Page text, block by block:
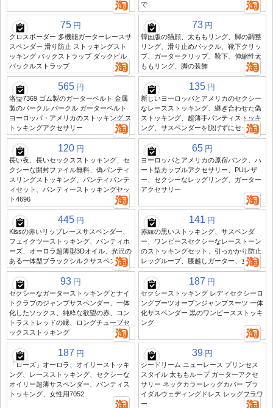
で
75 円
クロスボーダー 多機能ガーターレースサ
スペンダー 滑り防止 ストッキングスト
ッキング バックストラップ ダックビル
バックルストラップ
73 円
韓国版の猫顔、太ももリング、脚の調整
リング、滑り止めバックル、靴下クリッ
プ、ガータークリップ、靴下、伸縮性太
ももリング、脚の装飾
565 円
洛瑩7369 ゴム製のガーターベルト 金属
製のバークル バークル ガーターベルト
ヨーロッパ・アメリカのストッキング ス
トッキングアクセサリー
135 円
新しいヨーロッパとアメリカのセクシー
なレースストッキング、継ぎ合わせた偽
ストッキング、超薄手パンティストッキ
ング、サスペンダーを脱げずにセックス
120 円
長い夜、長いセックスストッキング、セ
クシーな開封ファイル無料、偽パンティ
スリングストッキング、パンティパンテ
ィセット、パンティーストッキングセッ
ト4696
65 円
ヨーロッパとアメリカの原宿パンク、ハ
ート型カップルアクセサリー、PUレザ
ー、セクシーなレッグリング、ガーター
アクセサリー
445 円
Kissの赤いリップレースサスペンダー、
フェイクツーストッキング、パンティホ
ーズ、オーロラ超薄型3Dオイル、光沢の
ある一体型ブラックシルクサスペンダー
141 円
赤縁の黒いストッキング、サスペンダ
ー、ワンピースセクシーなレーストーン
のストッキングセット、引っかかり防止
レッグループ、膝越しガーター、女性
93 円
セクシーなガーターストッキングとナイ
トクラブのジャンプサスペンダー、一体
化したソックス、純粋な欲望の赤、コン
トラストレッドの縁、ロングチューブセ
ックスストッキング
187 円
セクシーストッキング レディセクシーロ
ングブーツオープンジャンプスーツ 一体
化サスペンダー 黒のワンピースストッキ
ング
187 円
「ローズ」オーロラ、オイリーストッキ
ング、レースストッキング、セクシーな
オイリー超薄サスペンダー、パンティス
トッキング、女性用7052
39 円
シードリーム ニューレース プリンセス
スタイル 太ももループ ガーターアクセ
サリー ネックカラーレッグカバー ブラ
イダルウェディングドレス レッグフラワ
ー